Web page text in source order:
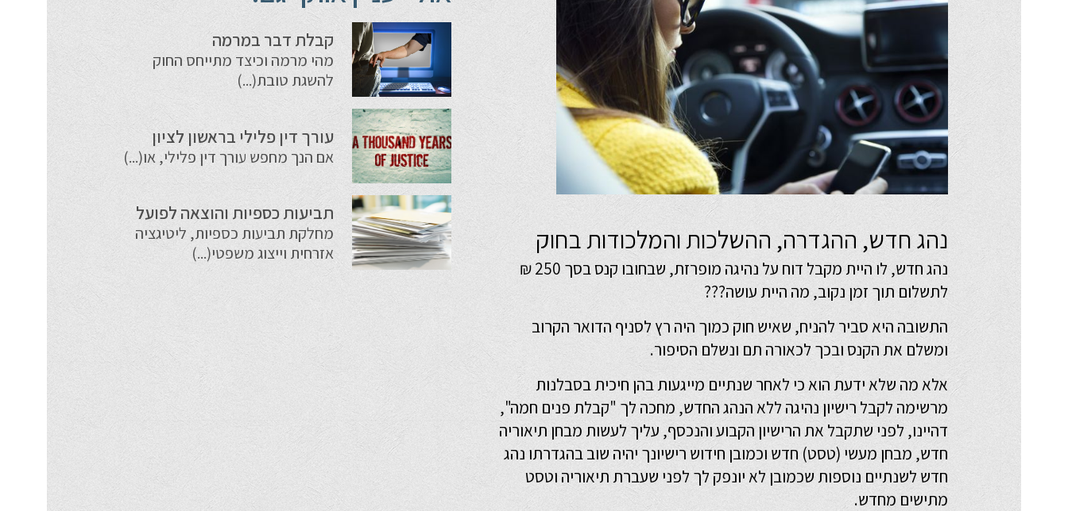
נהג חדש, ההגדרה, ההשלכות והמלכודות בחוק
נהג חדש, לו היית מקבל דוח על נהיגה מופרזת, שבחובו קנס בסך 250 ₪
לתשלום תוך זמן נקוב, מה היית עושה???
התשובה היא סביר להניח, שאיש חוק כמוך היה רץ לסניף הדואר הקרוב
ומשלם את הקנס ובכך לכאורה תם ונשלם הסיפור.
אלא מה שלא ידעת הוא כי לאחר שנתיים מייגעות בהן חיכית בסבלנות
מרשימה לקבל רישיון נהיגה ללא הנהג החדש, מחכה לך "קבלת פנים חמה",
דהיינו, לפני שתקבל את הרישיון הקבוע והנכסף, עליך לעשות מבחן תיאוריה
חדש, מבחן מעשי (טסט) חדש וכמובן חידוש רישיונך יהיה שוב בהגדרתו נהג
חדש לשנתיים נוספות שכמובן לא יונפק לך לפני שעברת תיאוריה וטסט
מתישים מחדש.
קבלת דבר במרמה
מהי מרמה וכיצד מתייחס החוק
להשגת טובת(...)
עורך דין פלילי בראשון לציון
אם הנך מחפש עורך דין פלילי, או(...)
תביעות כספיות והוצאה לפועל
מחלקת תביעות כספיות, ליטיגציה
אזרחית וייצוג משפטי(...)